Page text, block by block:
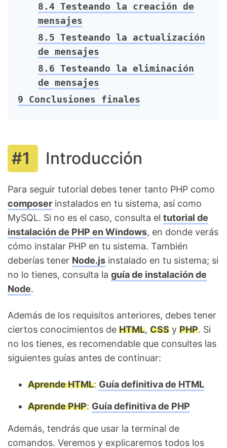
8.4 Testeando la creación de
mensajes
8.5 Testeando la actualización
de mensajes
8.6 Testeando la eliminación
de mensajes
9 Conclusiones finales
Introducción
Para seguir tutorial debes tener tanto PHP como
composer instalados en tu sistema, así como
MySQL. Si no es el caso, consulta el tutorial de
instalación de PHP en Windows, en donde verás
cómo instalar PHP en tu sistema. También
deberías tener Node.js instalado en tu sistema; si
no lo tienes, consulta la guía de instalación de
Node.
Además de los requisitos anteriores, debes tener
ciertos conocimientos de HTML, CSS y PHP. Si
no los tienes, es recomendable que consultes las
siguientes guías antes de continuar:
Aprende HTML: Guía definitiva de HTML
Aprende PHP: Guía definitiva de PHP
Además, tendrás que usar la terminal de
comandos. Veremos y explicaremos todos los